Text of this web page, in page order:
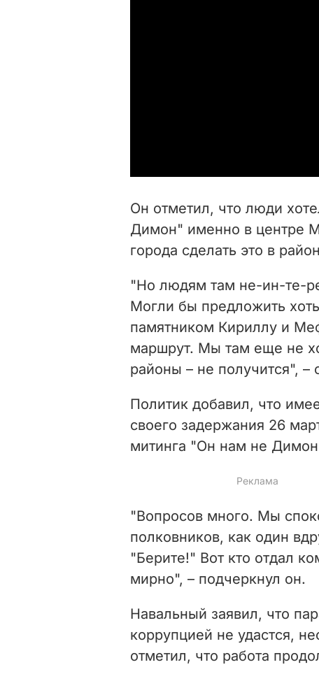
Он отметил, что люди
Димон" именно в центре
города сделать это в
"Но людям там не-ин-те-
Могли бы предложить
памятником Кириллу и
маршрут. Мы там еще не
районы – не получится", –
Политик добавил, что
своего задержания 26
митинга "Он нам не
"Вопросов много. Мы
полковников, как один
"Берите!" Вот кто отдал
мирно", – подчеркнул он.
Навальный заявил, что
коррупцией не удастся,
отметил, что работа